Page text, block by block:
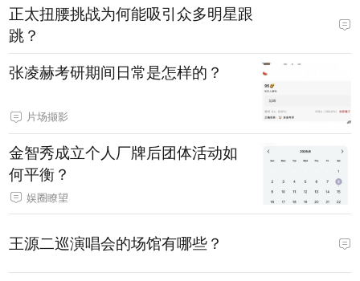
正太扭腰挑战为何能吸引众多明星跟
跳？
张凌赫考研期间日常是怎样的？
片场撷影
金智秀成立个人厂牌后团体活动如
何平衡？
娱圈瞭望
王源二巡演唱会的场馆有哪些？